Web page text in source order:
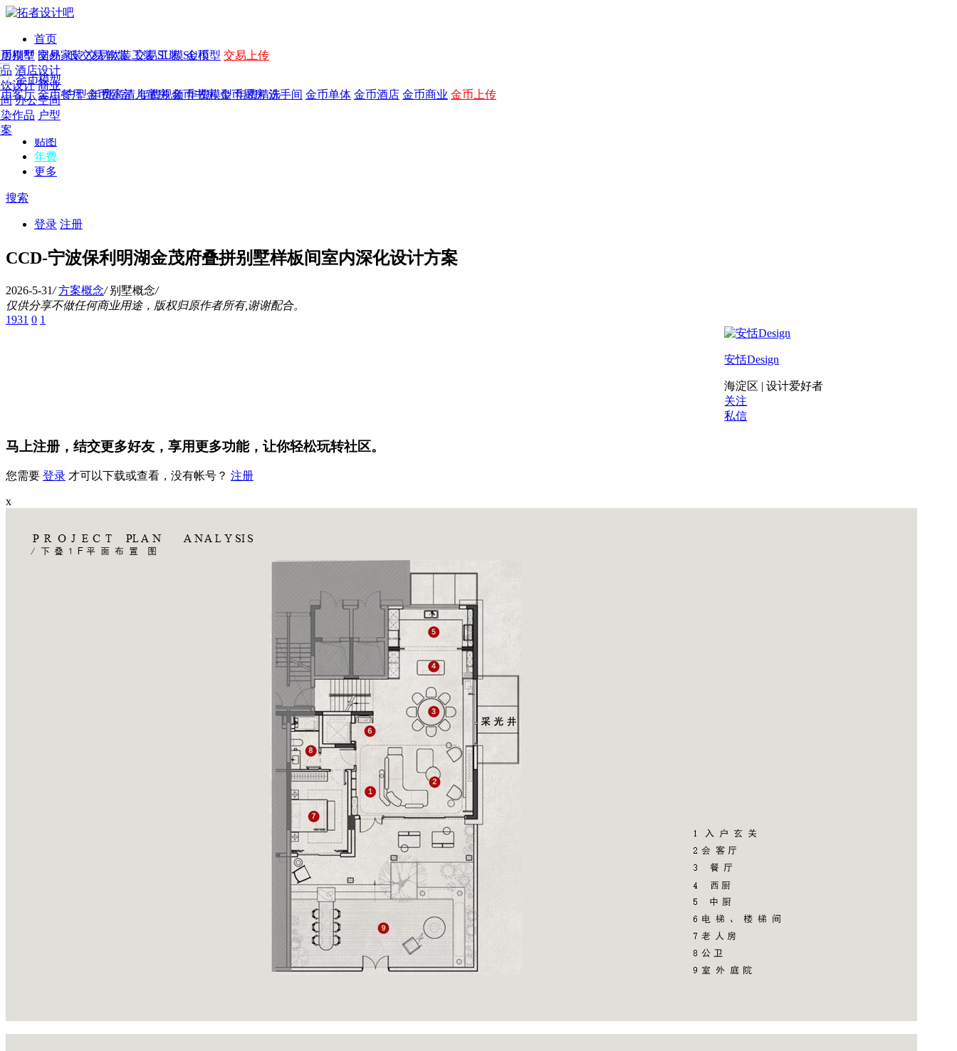
首页
发现
年费 作品 图纸 交易 软装 工装 SU模 金币
年费版块
费图纸 年费户型 年费高清 年费视频 年费模型 年费精选
作品
别墅 国外
酒店设计
设计 商业
办公空间
作品 户型
模型
模型 交易家装 交易软装 交易工装 SU模型 交易上传
金币模型
客厅 金币餐厅 金币卧室 儿童房 金币书房 金币厨房 洗手间 金币单体 金币酒店 金币商业 金币上传
CAD
概念
贴图
年费
更多
搜索
登录 注册
CCD-宁波保利明湖金茂府叠拼别墅样板间室内深化设计方案
2026-5-31/ 方案概念/ 别墅概念/
仅供分享不做任何商业用途，版权归原作者所有,谢谢配合。
1931 0 1
安恬Design
海淀区 | 设计爱好者
关注
私信
马上注册，结交更多好友，享用更多功能，让你轻松玩转社区。
您需要 登录 才可以下载或查看，没有帐号？ 注册
x